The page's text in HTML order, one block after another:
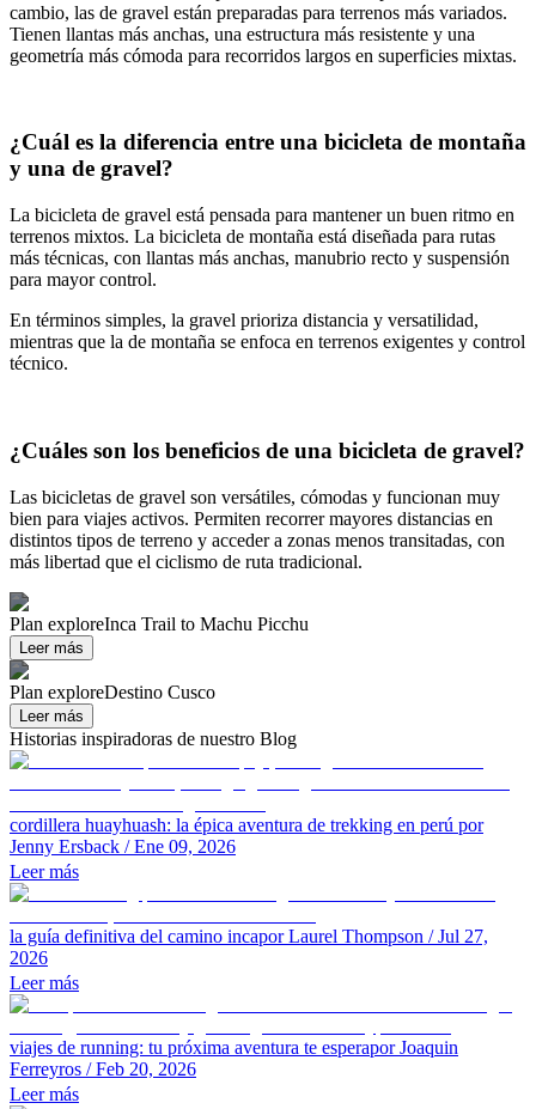
cambio, las de gravel están preparadas para terrenos más variados.
Tienen llantas más anchas, una estructura más resistente y una
geometría más cómoda para recorridos largos en superficies mixtas.
¿Cuál es la diferencia entre una bicicleta de montaña
y una de gravel?
La bicicleta de gravel está pensada para mantener un buen ritmo en
terrenos mixtos. La bicicleta de montaña está diseñada para rutas
más técnicas, con llantas más anchas, manubrio recto y suspensión
para mayor control.
En términos simples, la gravel prioriza distancia y versatilidad,
mientras que la de montaña se enfoca en terrenos exigentes y control
técnico.
¿Cuáles son los beneficios de una bicicleta de gravel?
Las bicicletas de gravel son versátiles, cómodas y funcionan muy
bien para viajes activos. Permiten recorrer mayores distancias en
distintos tipos de terreno y acceder a zonas menos transitadas, con
más libertad que el ciclismo de ruta tradicional.
Plan exploreInca Trail to Machu Picchu
Leer más
Plan exploreDestino Cusco
Leer más
Historias inspiradoras de nuestro Blog
cordillera huayhuash: la épica aventura de trekking en perú por
Jenny Ersback / Ene 09, 2026
Leer más
la guía definitiva del camino incapor Laurel Thompson / Jul 27,
2026
Leer más
viajes de running: tu próxima aventura te esperapor Joaquin
Ferreyros / Feb 20, 2026
Leer más